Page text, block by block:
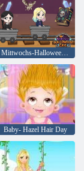
Mittwochs-Halloween-Höhle
Baby- Hazel Hair Day